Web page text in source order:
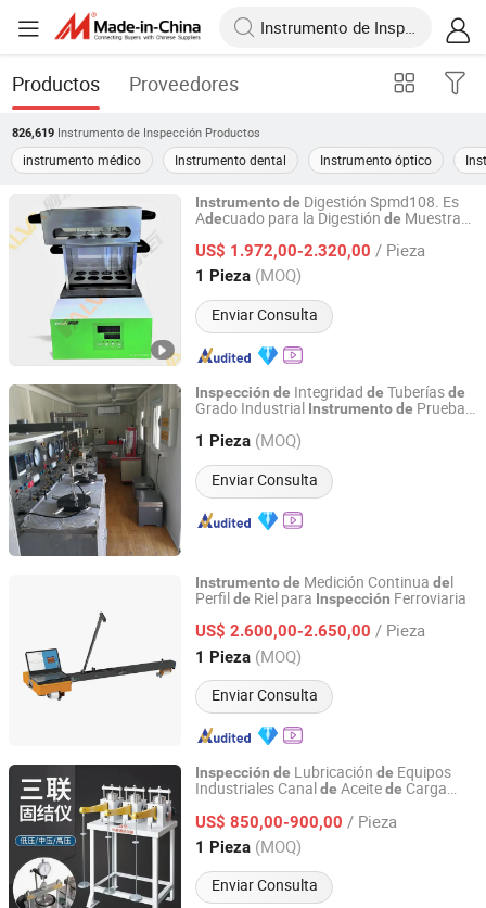
Productos Proveedores
826,619 Instrumento de Inspección Productos
instrumento médico Instrumento dental Instrumento óptico
Instrumentode Digestión Spmd108. Es
Adecuado para la Digestión de Muestras
por la Industria Alimentaria y las
Institucionesde
US$ 1.972,00-2.320,00 / Pieza
1 Pieza (MOQ)
Enviar Consulta
Jinan Alva Instrument Co., Ltd.
Shandong, China Desde 2024
Inspección de Integridad de Tuberíasde
Grado Industrial Instrumentode Prueba
1 Pieza (MOQ)
Enviar Consulta
Yantai Kytider Energy Equipment Technology Co., Ltd.
Shandong, China Desde 2025
Instrumentode Medición Continua del
Perfilde Riel para Inspección Ferroviaria
US$ 2.600,00-2.650,00 / Pieza
1 Pieza (MOQ)
Enviar Consulta
Chongqing JieRail Tech Co.,Ltd.
Chongqing, China Desde 2026
Inspección de Lubricación de Equipos
Industriales Canal de Aceitede Carga
US$ 850,00-900,00 / Pieza
1 Pieza (MOQ)
Enviar Consulta
Xianxian Zhonglu Tongda Testing Instrument and
Equipment Factory
Hebei, China